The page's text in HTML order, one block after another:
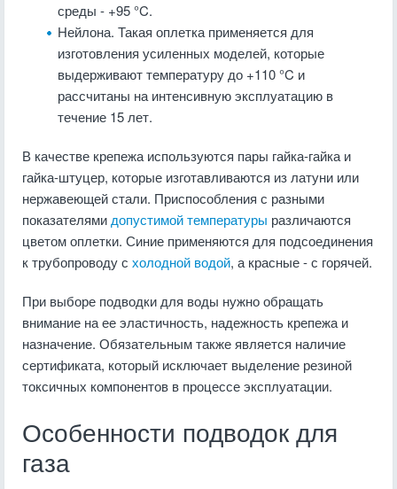
среды - +95 °C.
Нейлона. Такая оплетка применяется для
изготовления усиленных моделей, которые
выдерживают температуру до +110 °C и
рассчитаны на интенсивную эксплуатацию в
течение 15 лет.
В качестве крепежа используются пары гайка-гайка и
гайка-штуцер, которые изготавливаются из латуни или
нержавеющей стали. Приспособления с разными
показателями допустимой температуры различаются
цветом оплетки. Синие применяются для подсоединения
к трубопроводу с холодной водой, а красные - с горячей.
При выборе подводки для воды нужно обращать
внимание на ее эластичность, надежность крепежа и
назначение. Обязательным также является наличие
сертификата, который исключает выделение резиной
токсичных компонентов в процессе эксплуатации.
Особенности подводок для
газа